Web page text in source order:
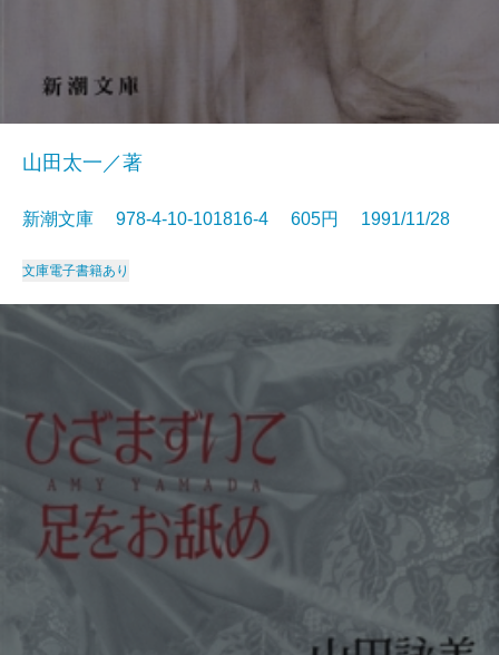
山田太一／著
新潮文庫 978-4-10-101816-4 605円 1991/11/28
文庫電子書籍あり